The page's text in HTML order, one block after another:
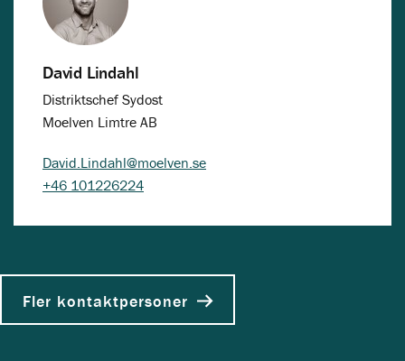
David Lindahl
Distriktschef Sydost
Moelven Limtre AB
David.Lindahl@moelven.se
+46 101226224
Fler kontaktpersoner